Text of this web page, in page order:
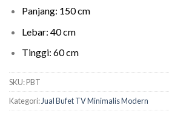
Panjang: 150 cm
Lebar: 40 cm
Tinggi: 60 cm
SKU:PBT
Kategori:Jual Bufet TV Minimalis Modern